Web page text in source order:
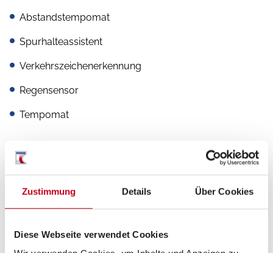
Zustimmung Details Über Cookies
Diese Webseite verwendet Cookies
Abstandstempomat
Spurhalteassistent
Verkehrszeichenerkennung
Regensensor
Tempomat
Aufbau
Fahrradträger für 2 Räder
Heckgarage